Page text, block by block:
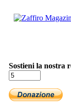
Sostieni la nostra